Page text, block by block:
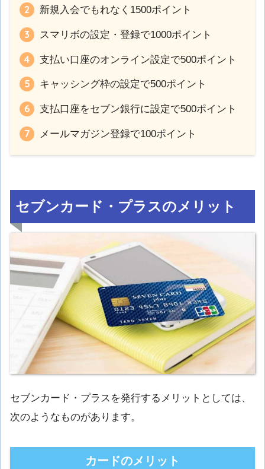
新規入会でもれなく1500ポイント
スマリボの設定・登録で1000ポイント
支払い口座のオンライン設定で500ポイント
キャッシング枠の設定で500ポイント
支払口座をセブン銀行に設定で500ポイント
メールマガジン登録で100ポイント
セブンカード・プラスのメリット
セブンカード・プラスを発行するメリットとしては、
次のようなものがあります。
カードのメリット